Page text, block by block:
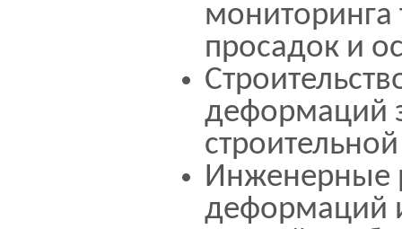
мониторинга
просадок и
деформаций
Инженерные
деформаций